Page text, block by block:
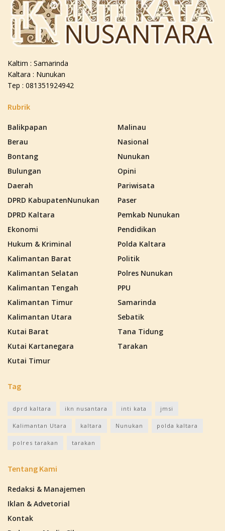
Kaltim : Samarinda
Kaltara : Nunukan
Tep : 081351924942
Rubrik
Balikpapan
Berau
Bontang
Bulungan
Daerah
DPRD KabupatenNunukan
DPRD Kaltara
Ekonomi
Hukum & Kriminal
Kalimantan Barat
Kalimantan Selatan
Kalimantan Tengah
Kalimantan Timur
Kalimantan Utara
Kutai Barat
Kutai Kartanegara
Kutai Timur
Malinau
Nasional
Nunukan
Opini
Pariwisata
Paser
Pemkab Nunukan
Pendidikan
Polda Kaltara
Politik
Polres Nunukan
PPU
Samarinda
Sebatik
Tana Tidung
Tarakan
Tag
dprd kaltara ikn nusantara inti kata jmsi
Kalimantan Utara kaltara Nunukan polda kaltara
polres tarakan tarakan
Tentang Kami
Redaksi & Manajemen
Iklan & Advetorial
Kontak